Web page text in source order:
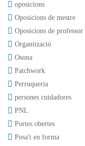
oposicions
Oposicions de mestre
Oposicions de professor
Organització
Osona
Patchwork
Perruqueria
persones cuidadores
PNL
Portes obertes
Posa't en forma